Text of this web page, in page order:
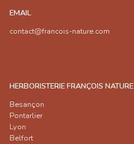
EMAIL
contact@francois-nature.com
HERBORISTERIE FRANÇOIS NATURE
Besançon
Pontarlier
Lyon
Belfort